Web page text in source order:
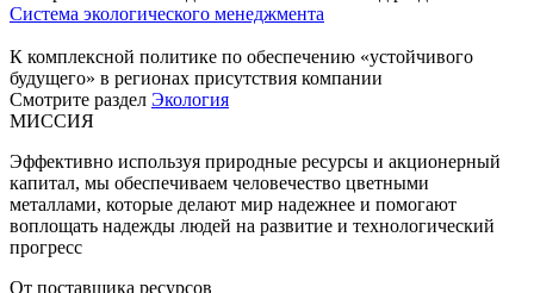
Система экологического менеджмента
К комплексной политике по обеспечению «устойчивого
будущего» в регионах присутствия компании
Смотрите раздел Экология
МИССИЯ
Эффективно используя природные ресурсы и акционерный
капитал, мы обеспечиваем человечество цветными
металлами, которые делают мир надежнее и помогают
воплощать надежды людей на развитие и технологический
прогресс
От поставщика ресурсов